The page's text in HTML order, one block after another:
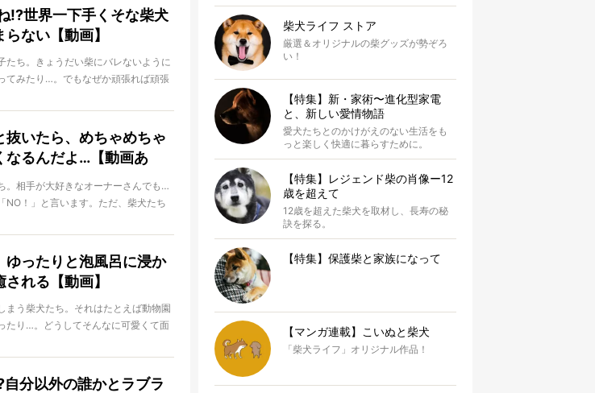
!?世界一下手くそな柴犬
ない【動画】
たち。きょうだい柴にバレないように
てみたり…。でもなぜか頑張れば頑張
いたら、めちゃめちゃ
なるんだよ…【動画あ
。相手が大好きなオーナーさんでも…
NO！」と言います。ただ、柴犬たち
不可能なのです…。
ゆったりと泡風呂に浸か
れる【動画】
まう柴犬たち。それはたとえば動物園
たり…。どうしてそんなに可愛くて面
褒め言葉）！
分以外の誰かとラブラ
柴犬ライフ ストア
厳選＆オリジナルの柴グッズが勢ぞろ
い！
【特集】新・家術〜進化型家電
と、新しい愛情物語
愛犬たちとのかけがえのない生活をも
っと楽しく快適に暮らすために。
【特集】レジェンド柴の肖像ー12
歳を超えて
12歳を超えた柴犬を取材し、長寿の秘
訣を探る。
【特集】保護柴と家族になって
【マンガ連載】こいぬと柴犬
「柴犬ライフ」オリジナル作品！